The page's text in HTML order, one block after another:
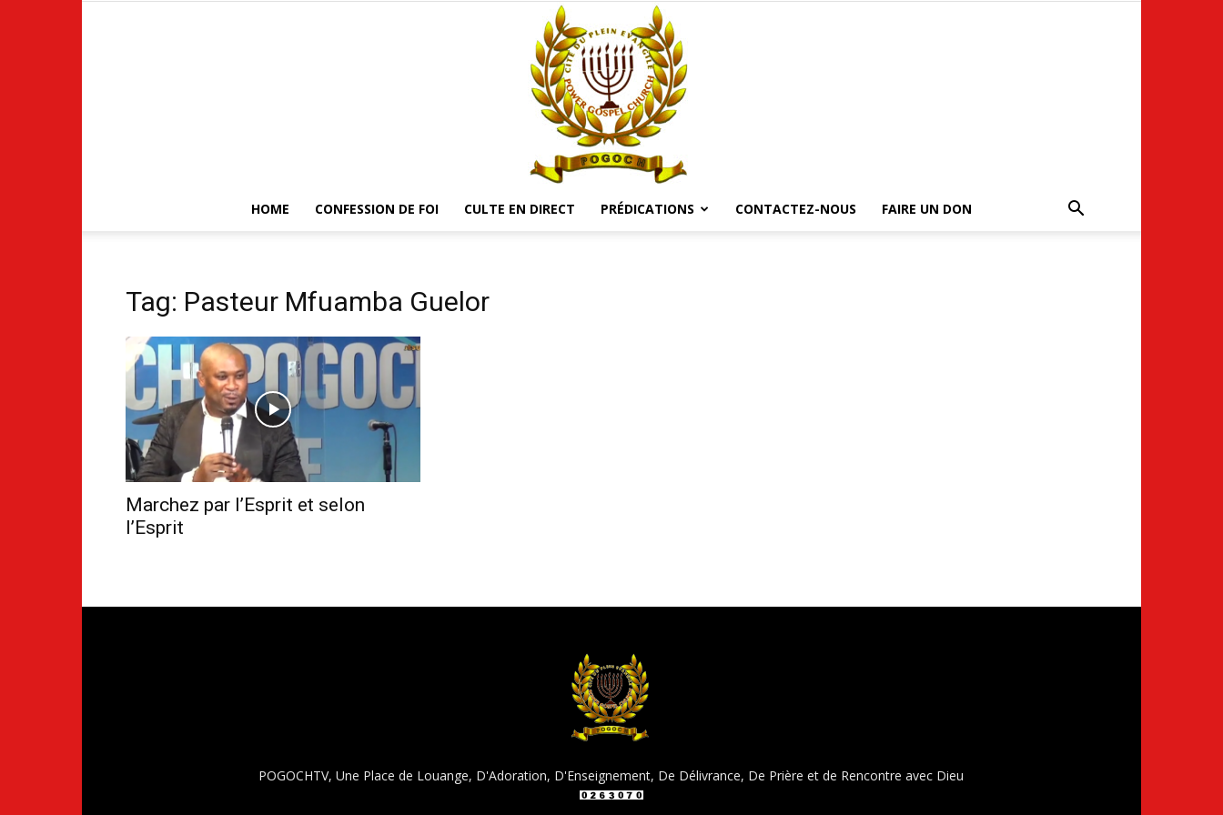
HOME CONFESSION DE FOI CULTE EN DIRECT PRÉDICATIONS CONTACTEZ-NOUS FAIRE UN DON
Tag: Pasteur Mfuamba Guelor
Marchez par l’Esprit et selon
l’Esprit
POGOCHTV, Une Place de Louange, D'Adoration, D'Enseignement, De Délivrance, De Prière et de Rencontre avec Dieu